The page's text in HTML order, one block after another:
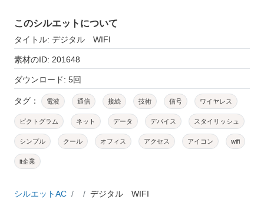
このシルエットについて
タイトル: デジタル WIFI
素材のID: 201648
ダウンロード: 5回
タグ： 電波 通信 接続 技術 信号 ワイヤレス
ピクトグラム ネット データ デバイス スタイリッシュ
シンプル クール オフィス アクセス アイコン wifi
it企業
シルエットAC デジタル WIFI